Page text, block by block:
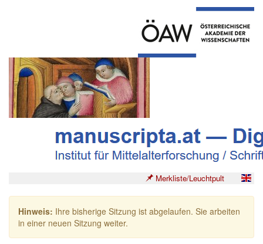
Merkliste/Leuchtpult
Hinweis: Ihre bisherige Sitzung ist abgelaufen. Sie arbeiten
in einer neuen Sitzung weiter.